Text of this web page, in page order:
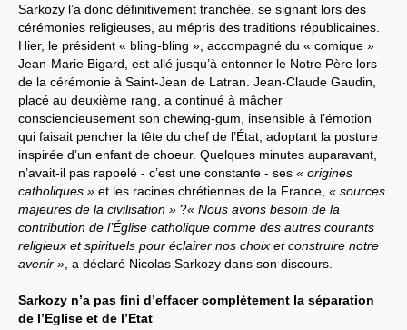
Sarkozy l’a donc définitivement tranchée, se signant lors des
cérémonies religieuses, au mépris des traditions républicaines.
Hier, le président « bling-bling », accompagné du « comique »
Jean-Marie Bigard, est allé jusqu’à entonner le Notre Père lors
de la cérémonie à Saint-Jean de Latran. Jean-Claude Gaudin,
placé au deuxième rang, a continué à mâcher
consciencieusement son chewing-gum, insensible à l’émotion
qui faisait pencher la tête du chef de l’État, adoptant la posture
inspirée d’un enfant de choeur. Quelques minutes auparavant,
n’avait-il pas rappelé - c’est une constante - ses « origines
catholiques » et les racines chrétiennes de la France, « sources
majeures de la civilisation » ?« Nous avons besoin de la
contribution de l’Église catholique comme des autres courants
religieux et spirituels pour éclairer nos choix et construire notre
avenir » , a déclaré Nicolas Sarkozy dans son discours.
Sarkozy n’a pas fini d’effacer complètement la séparation
de l’Eglise et de l’Etat